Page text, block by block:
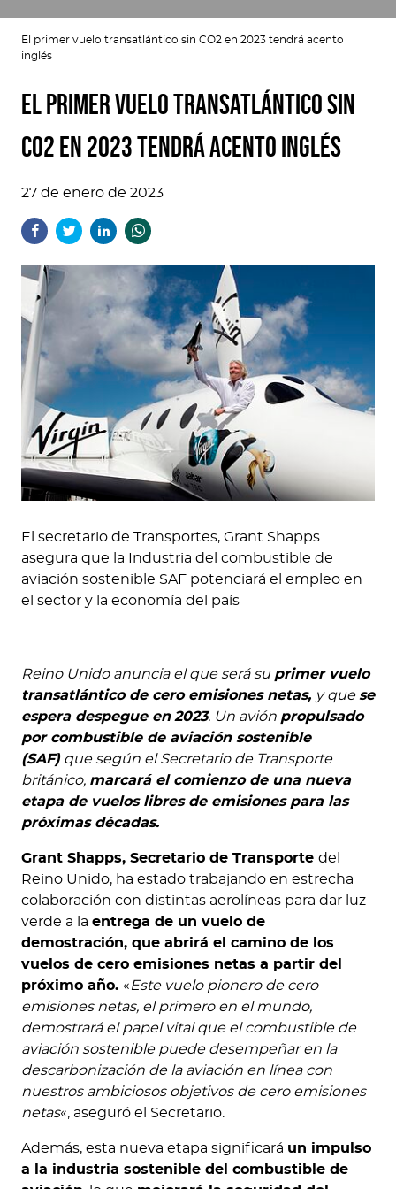
El primer vuelo transatlántico sin CO2 en 2023 tendrá acento
inglés
El primer vuelo transatlántico sin
CO2 en 2023 tendrá acento inglés
27 de enero de 2023
El secretario de Transportes, Grant Shapps
asegura que la Industria del combustible de
aviación sostenible SAF potenciará el empleo en
el sector y la economía del país
Reino Unido anuncia el que será su primer vuelo
transatlántico de cero emisiones netas, y que se
espera despegue en 2023. Un avión propulsado
por combustible de aviación sostenible
(SAF)que según el Secretario de Transporte
británico, marcará el comienzo de una nueva
etapa de vuelos libres de emisiones para las
próximas décadas.
Grant Shapps, Secretario de Transporte del
Reino Unido, ha estado trabajando en estrecha
colaboración con distintas aerolíneas para dar luz
verde a la entrega de un vuelo de
demostración, que abrirá el camino de los
vuelos de cero emisiones netas a partir del
próximo año. «Este vuelo pionero de cero
emisiones netas, el primero en el mundo,
demostrará el papel vital que el combustible de
aviación sostenible puede desempeñar en la
descarbonización de la aviación en línea con
nuestros ambiciosos objetivos de cero emisiones
netas«, aseguró el Secretario.
Además, esta nueva etapa significará un impulso
a la industria sostenible del combustible de